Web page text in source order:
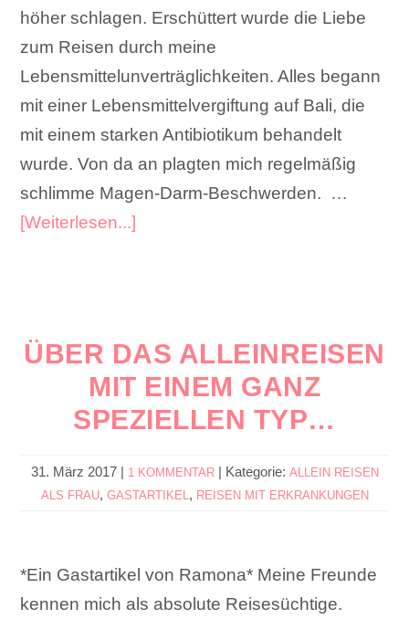
höher schlagen. Erschüttert wurde die Liebe
zum Reisen durch meine
Lebensmittelunverträglichkeiten. Alles begann
mit einer Lebensmittelvergiftung auf Bali, die
mit einem starken Antibiotikum behandelt
wurde. Von da an plagten mich regelmäßig
schlimme Magen-Darm-Beschwerden. …
[Weiterlesen...]
ÜBER DAS ALLEINREISEN
MIT EINEM GANZ
SPEZIELLEN TYP…
31. März 2017| 1 KOMMENTAR| Kategorie: ALLEIN REISEN
ALS FRAU, GASTARTIKEL, REISEN MIT ERKRANKUNGEN
*Ein Gastartikel von Ramona* Meine Freunde
kennen mich als absolute Reisesüchtige.